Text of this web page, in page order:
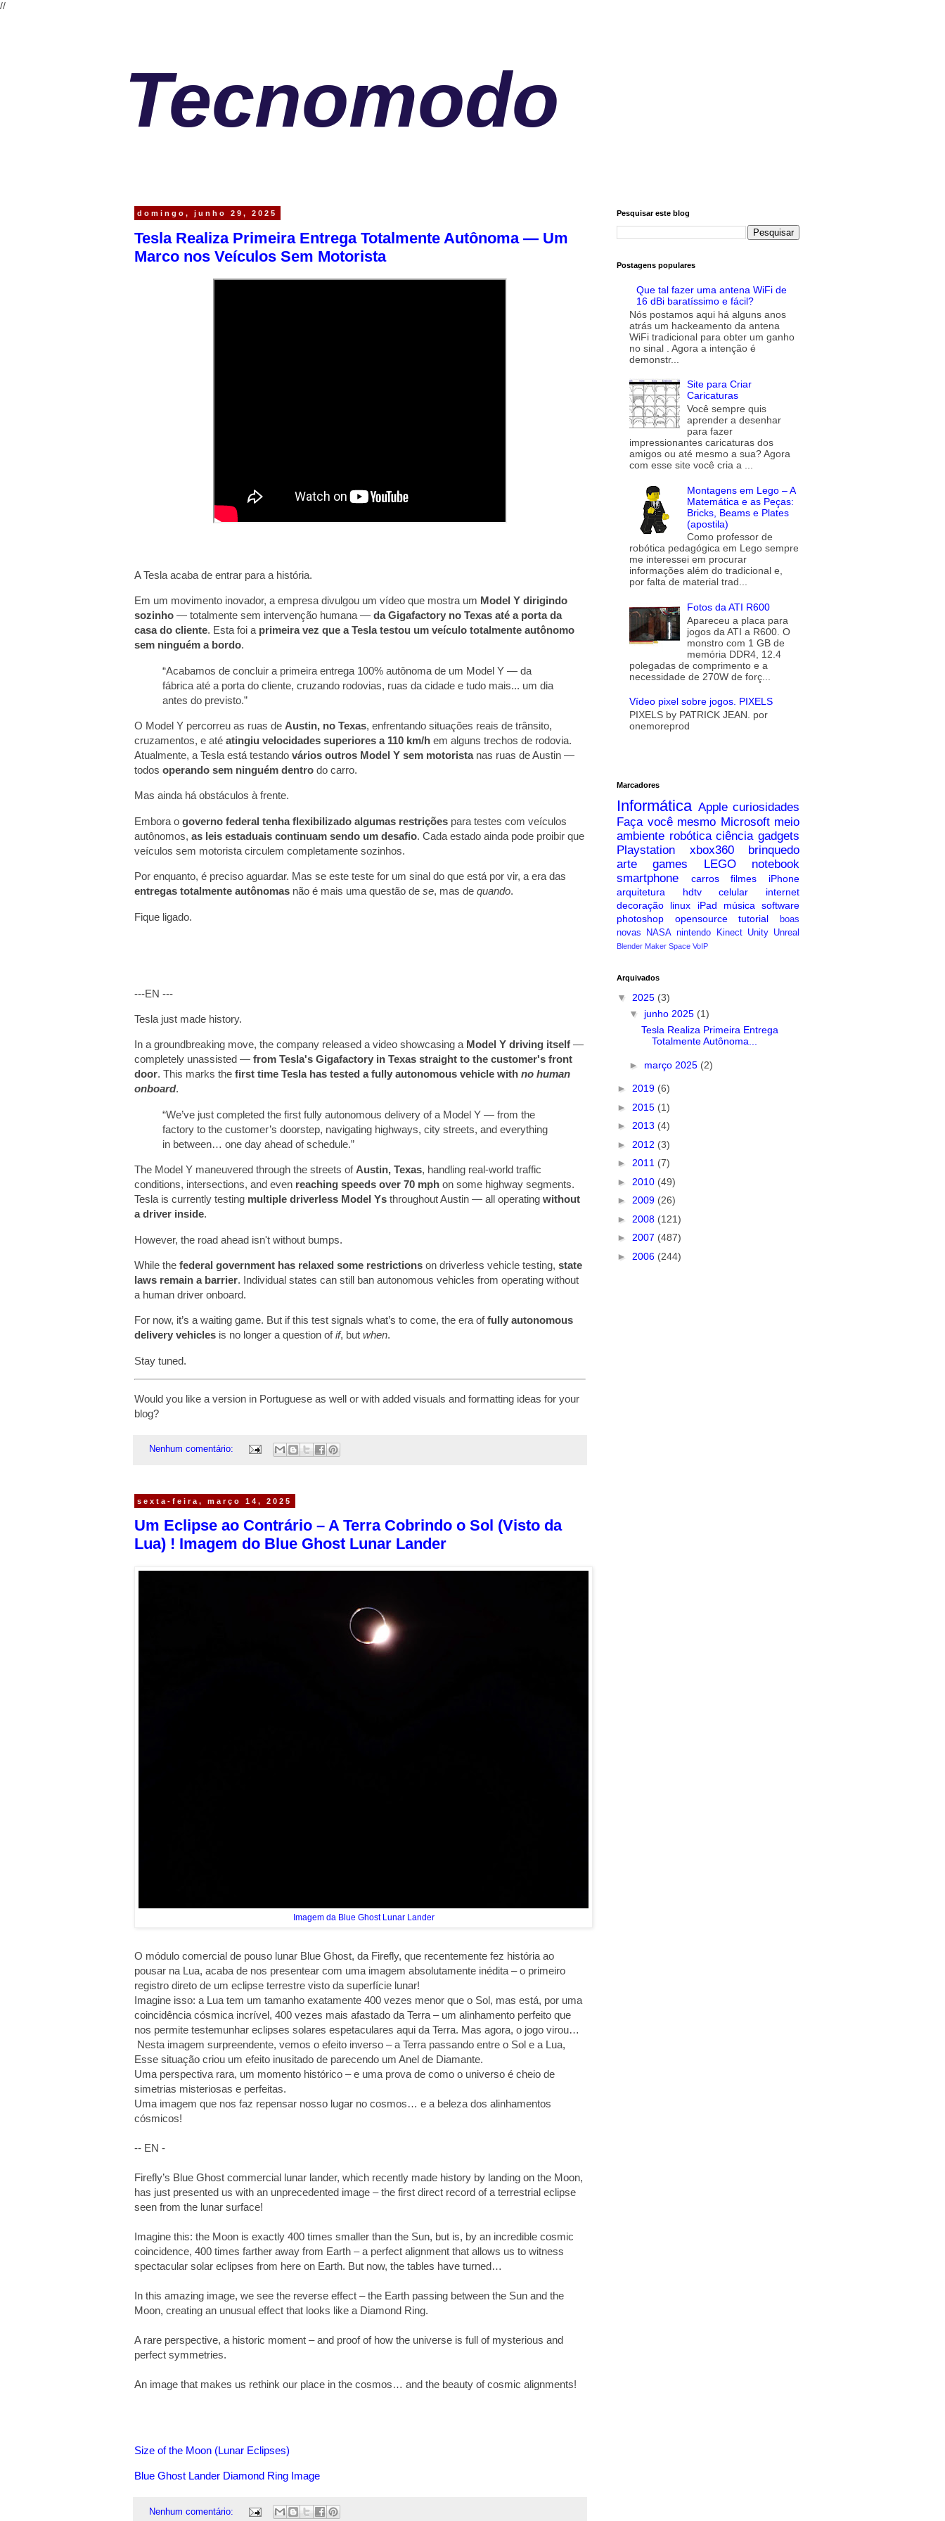
//
Tecnomodo
domingo, junho 29, 2025
Tesla Realiza Primeira Entrega Totalmente Autônoma — Um
Marco nos Veículos Sem Motorista
A Tesla acaba de entrar para a história.
Em um movimento inovador, a empresa divulgou um vídeo que mostra um Model Y dirigindo
sozinho — totalmente sem intervenção humana — da Gigafactory no Texas até a porta da
casa do cliente. Esta foi a primeira vez que a Tesla testou um veículo totalmente autônomo
sem ninguém a bordo.
“Acabamos de concluir a primeira entrega 100% autônoma de um Model Y — da
fábrica até a porta do cliente, cruzando rodovias, ruas da cidade e tudo mais... um dia
antes do previsto.”
O Model Y percorreu as ruas de Austin, no Texas, enfrentando situações reais de trânsito,
cruzamentos, e até atingiu velocidades superiores a 110 km/h em alguns trechos de rodovia.
Atualmente, a Tesla está testando vários outros Model Y sem motoristanas ruas de Austin —
todos operando sem ninguém dentro do carro.
Mas ainda há obstáculos à frente.
Embora o governo federal tenha flexibilizado algumas restrições para testes com veículos
autônomos, as leis estaduais continuam sendo um desafio. Cada estado ainda pode proibir que
veículos sem motorista circulem completamente sozinhos.
Por enquanto, é preciso aguardar. Mas se este teste for um sinal do que está por vir, a era das
entregas totalmente autônomas não é mais uma questão de se, mas de quando.
Fique ligado.
---EN ---
Tesla just made history.
In a groundbreaking move, the company released a video showcasing a Model Y driving itself —
completely unassisted — from Tesla's Gigafactory in Texas straight to the customer's front
door. This marks the first time Tesla has tested a fully autonomous vehicle with no human
onboard.
“We’ve just completed the first fully autonomous delivery of a Model Y — from the
factory to the customer’s doorstep, navigating highways, city streets, and everything
in between… one day ahead of schedule.”
The Model Y maneuvered through the streets of Austin, Texas, handling real-world traffic
conditions, intersections, and even reaching speeds over 70 mph on some highway segments.
Tesla is currently testing multiple driverless Model Ys throughout Austin — all operating without
a driver inside.
However, the road ahead isn't without bumps.
While the federal government has relaxed some restrictions on driverless vehicle testing, state
laws remain a barrier. Individual states can still ban autonomous vehicles from operating without
a human driver onboard.
For now, it’s a waiting game. But if this test signals what’s to come, the era offully autonomous
delivery vehicles is no longer a question ofif, but when.
Stay tuned.
Would you like a version in Portuguese as well or with added visuals and formatting ideas for your
blog?
Nenhum comentário:
sexta-feira, março 14, 2025
Um Eclipse ao Contrário – A Terra Cobrindo o Sol (Visto da
Lua) ! Imagem do Blue Ghost Lunar Lander
Imagem da Blue Ghost Lunar Lander
O módulo comercial de pouso lunar Blue Ghost, da Firefly, que recentemente fez história ao
pousar na Lua, acaba de nos presentear com uma imagem absolutamente inédita – o primeiro
registro direto de um eclipse terrestre visto da superfície lunar!
Imagine isso: a Lua tem um tamanho exatamente 400 vezes menor que o Sol, mas está, por uma
coincidência cósmica incrível, 400 vezes mais afastado da Terra – um alinhamento perfeito que
nos permite testemunhar eclipses solares espetaculares aqui da Terra. Mas agora, o jogo virou…
Nesta imagem surpreendente, vemos o efeito inverso – a Terra passando entre o Sol e a Lua,
Esse situação criou um efeito inusitado de parecendo um Anel de Diamante.
Uma perspectiva rara, um momento histórico – e uma prova de como o universo é cheio de
simetrias misteriosas e perfeitas.
Uma imagem que nos faz repensar nosso lugar no cosmos… e a beleza dos alinhamentos
cósmicos!
-- EN -
Firefly’s Blue Ghost commercial lunar lander, which recently made history by landing on the Moon,
has just presented us with an unprecedented image – the first direct record of a terrestrial eclipse
seen from the lunar surface!
Imagine this: the Moon is exactly 400 times smaller than the Sun, but is, by an incredible cosmic
coincidence, 400 times farther away from Earth – a perfect alignment that allows us to witness
spectacular solar eclipses from here on Earth. But now, the tables have turned…
In this amazing image, we see the reverse effect – the Earth passing between the Sun and the
Moon, creating an unusual effect that looks like a Diamond Ring.
A rare perspective, a historic moment – ​​and proof of how the universe is full of mysterious and
perfect symmetries.
An image that makes us rethink our place in the cosmos… and the beauty of cosmic alignments!
Size of the Moon (Lunar Eclipses)
Blue Ghost Lander Diamond Ring Image
Nenhum comentário:
Pesquisar este blog
Postagens populares
Que tal fazer uma antena WiFi de
16 dBi baratíssimo e fácil?
Nós postamos aqui há alguns anos
atrás um hackeamento da antena
WiFi tradicional para obter um ganho
no sinal . Agora a intenção é
demonstr...
Site para Criar
Caricaturas
Você sempre quis
aprender a desenhar
para fazer
impressionantes caricaturas dos
amigos ou até mesmo a sua? Agora
com esse site você cria a ...
Montagens em Lego – A
Matemática e as Peças:
Bricks, Beams e Plates
(apostila)
Como professor de
robótica pedagógica em Lego sempre
me interessei em procurar
informações além do tradicional e,
por falta de material trad...
Fotos da ATI R600
Apareceu a placa para
jogos da ATI a R600. O
monstro com 1 GB de
memória DDR4, 12.4
polegadas de comprimento e a
necessidade de 270W de forç...
Vídeo pixel sobre jogos. PIXELS
PIXELS by PATRICK JEAN. por
onemoreprod
Marcadores
Informática Apple curiosidades
Faça você mesmo Microsoft meio
ambiente robótica ciência gadgets
Playstation
xbox360
brinquedo
arte
games LEGO
notebook
smartphone
carros filmes
iPhone
arquitetura
hdtv celular
internet
decoração
linux iPad música
software
photoshop
opensource tutorial
boas
novas
NASA nintendo Kinect Unity Unreal
Blender Maker Space VoIP
Arquivados
▼ 2025 (3)
▼ junho 2025 (1)
Tesla Realiza Primeira Entrega
Totalmente Autônoma...
► março 2025 (2)
► 2019 (6)
► 2015 (1)
► 2013 (4)
► 2012 (3)
► 2011 (7)
► 2010 (49)
► 2009 (26)
► 2008 (121)
► 2007 (487)
► 2006 (244)